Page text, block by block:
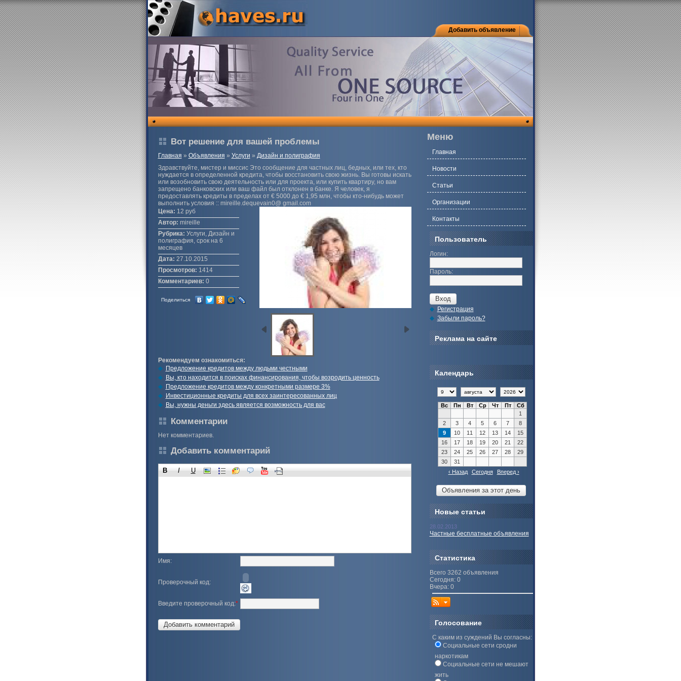
Добавить объявление
Вот решение для вашей проблемы
Главная » Объявления » Услуги » Дизайн и полиграфия
Здравствуйте, мистер и миссис Это сообщение для частных лиц, бедных, или тех, кто
нуждается в определенной кредита, чтобы восстановить свою жизнь. Вы готовы искать
или возобновить свою деятельность или для проекта, или купить квартиру, но вам
запрещено банковских или ваш файл был отклонен в банке. Я человек, я
предоставлять кредиты в пределах от € 5000 до € 1,95 млн, чтобы кто-нибудь может
выполнить условия :: mireille.dequevain0@ gmail.com
Цена: 12 руб
Автор: mireille
Рубрика: Услуги, Дизайн и
полиграфия, срок на 6
месяцев
Дата: 27.10.2015
Просмотров: 1414
Комментариев: 0
Поделиться
Рекомендуем ознакомиться:
Предложение кредитов между людьми честными
Вы, кто находится в поисках финансирования, чтобы возродить ценность
Предложение кредитов между конкретными размере 3%
Инвестиционные кредиты для всех заинтересованных лиц
Вы, нужны деньги здесь является возможность для вас
Комментарии
Нет комментариев.
Добавить комментарий
B I U
Имя:
Проверочный код:
Введите проверочный код:*
Меню
Главная
Новости
Статьи
Организации
Контакты
Пользователь
Логин:
Пароль:
Регистрация
Забыли пароль?
Реклама на сайте
Календарь
Вс Пн Вт Ср Чт Пт
Сб
1
2
3 4 5 6 7
8
9
10 11 12 13 14
15
16
17 18 19 20 21
22
23
24 25 26 27 28
29
30
31
‹ Назад
Сегодня Вперед ›
Новые статьи
28.02.2013
Частные бесплатные объявления
Статистика
Всего 3262 объявления
Сегодня: 0
Вчера: 0
Голосование
С каким из суждений Вы согласны:
Социальные сети сродни
наркотикам
Социальные сети не мешают
жить